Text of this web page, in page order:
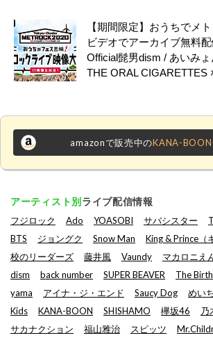
【期間限定】おうちでメ
ビデオでアーカイブ無料
Official髭男dism / あいみ
THE ORAL CIGARETTES
amazonで販売中のKANA-
アーティスト別ライブ配信情報
フジロック Ado YOASOBI サバシスター
BTS
ジョングク Snow Man King & Prince（
校のリーダーズ
藤井風 Vaundy マカロニえ
dism
back number SUPER BEAVER The
yama
アイナ・ジ・エンド Saucy Dog めい
Kids
KANA-BOON SHISHAMO 欅坂46 乃
サカナクション
福山雅治 スピッツ